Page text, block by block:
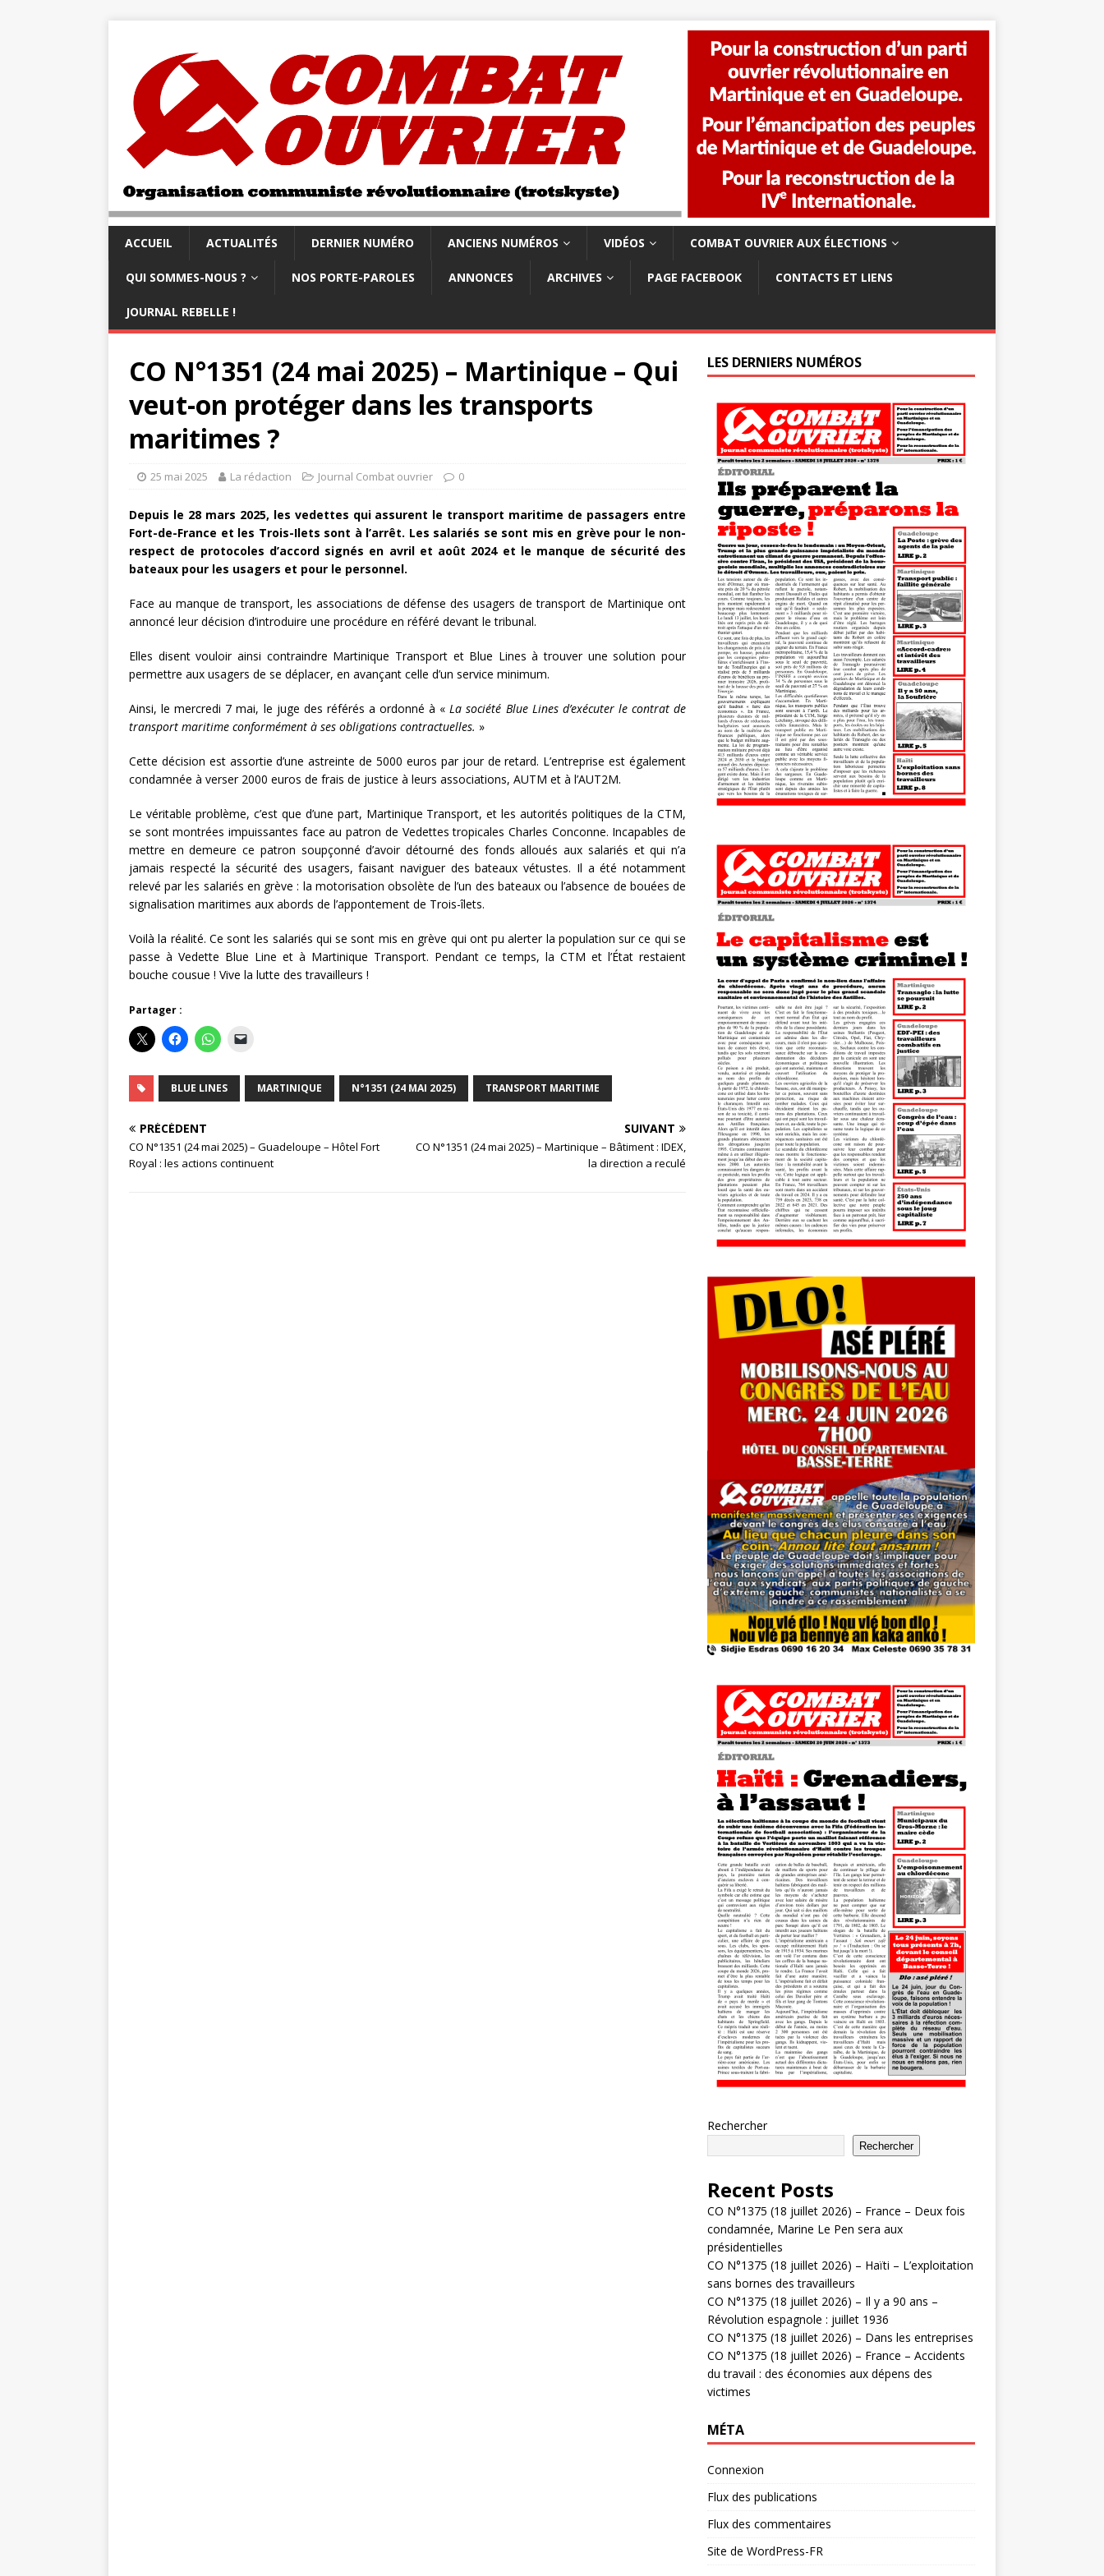
ACCUEIL ACTUALITÉS DERNIER NUMÉRO ANCIENS NUMÉROS VIDÉOS COMBAT OUVRIER AUX ÉLECTIONS
QUI SOMMES-NOUS ? NOS PORTE-PAROLES ANNONCES ARCHIVES PAGE FACEBOOK CONTACTS ET LIENS
JOURNAL REBELLE !
CO N°1351 (24 mai 2025) – Martinique – Qui
veut-on protéger dans les transports
maritimes ?
25 mai 2025 La rédaction Journal Combat ouvrier 0
Depuis le 28 mars 2025, les vedettes qui assurent le transport maritime de passagers entre
Fort-de-France et les Trois-Ilets sont à l’arrêt. Les salariés se sont mis en grève pour le non-
respect de protocoles d’accord signés en avril et août 2024 et le manque de sécurité des
bateaux pour les usagers et pour le personnel.
Face au manque de transport, les associations de défense des usagers de transport de Martinique ont
annoncé leur décision d’introduire une procédure en référé devant le tribunal.
Elles disent vouloir ainsi contraindre Martinique Transport et Blue Lines à trouver une solution pour
permettre aux usagers de se déplacer, en avançant celle d’un service minimum.
Ainsi, le mercredi 7 mai, le juge des référés a ordonné à «La société Blue Lines d’exécuter le contrat de
transport maritime conformément à ses obligations contractuelles. »
Cette décision est assortie d’une astreinte de 5000 euros par jour de retard. L’entreprise est également
condamnée à verser 2000 euros de frais de justice à leurs associations, AUTM et à l’AUT2M.
Le véritable problème, c’est que d’une part, Martinique Transport, et les autorités politiques de la CTM,
se sont montrées impuissantes face au patron de Vedettes tropicales Charles Conconne. Incapables de
mettre en demeure ce patron soupçonné d’avoir détourné des fonds alloués aux salariés et qui n’a
jamais respecté la sécurité des usagers, faisant naviguer des bateaux vétustes. Il a été notamment
relevé par les salariés en grève : la motorisation obsolète de l’un des bateaux ou l’absence de bouées de
signalisation maritimes aux abords de l’appontement de Trois-îlets.
Voilà la réalité. Ce sont les salariés qui se sont mis en grève qui ont pu alerter la population sur ce qui se
passe à Vedette Blue Line et à Martinique Transport. Pendant ce temps, la CTM et l’État restaient
bouche cousue ! Vive la lutte des travailleurs !
Partager :
BLUE LINES MARTINIQUE N°1351 (24 MAI 2025) TRANSPORT MARITIME
PRÉCÉDENT
CO N°1351 (24 mai 2025) – Guadeloupe – Hôtel Fort
Royal : les actions continuent
SUIVANT
CO N°1351 (24 mai 2025) – Martinique – Bâtiment : IDEX,
la direction a reculé
LES DERNIERS NUMÉROS
Rechercher
Rechercher
Recent Posts
CO N°1375 (18 juillet 2026) – France – Deux fois
condamnée, Marine Le Pen sera aux
présidentielles
CO N°1375 (18 juillet 2026) – Haïti – L’exploitation
sans bornes des travailleurs
CO N°1375 (18 juillet 2026) – Il y a 90 ans –
Révolution espagnole : juillet 1936
CO N°1375 (18 juillet 2026) – Dans les entreprises
CO N°1375 (18 juillet 2026) – France – Accidents
du travail : des économies aux dépens des
victimes
MÉTA
Connexion
Flux des publications
Flux des commentaires
Site de WordPress-FR